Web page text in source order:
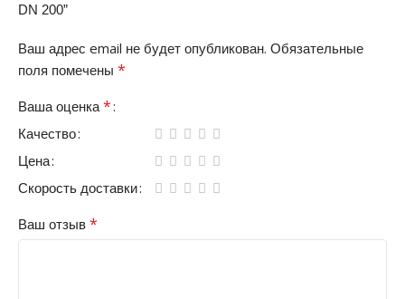
DN 200”
Ваш адрес email не будет опубликован. Обязательные
поля помечены *
Ваша оценка *
Качество
Цена
Скорость доставки
Ваш отзыв *